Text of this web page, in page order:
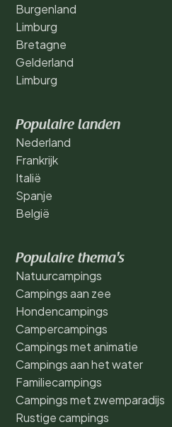
Burgenland
Limburg
Bretagne
Gelderland
Limburg
Populaire landen
Nederland
Frankrijk
Italië
Spanje
België
Populaire thema's
Natuurcampings
Campings aan zee
Hondencampings
Campercampings
Campings met animatie
Campings aan het water
Familiecampings
Campings met zwemparadijs
Rustige campings